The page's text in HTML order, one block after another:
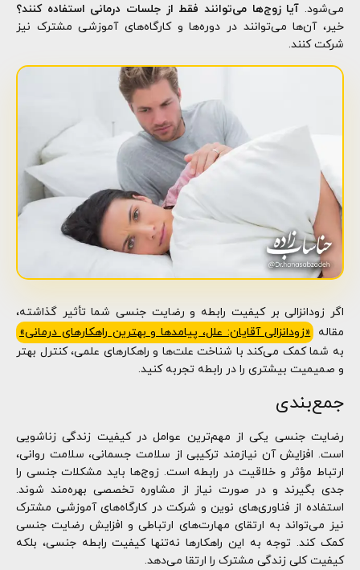
می‌شود. آیا زوج‌ها می‌توانند فقط از جلسات درمانی استفاده کنند؟
خیر، آن‌ها می‌توانند در دوره‌ها و کارگاه‌های آموزشی مشترک نیز
شرکت کنند.
اگر زودانزالی بر کیفیت رابطه و رضایت جنسی شما تأثیر گذاشته،
مقاله «زودانزالی آقایان: علل، پیامدها و بهترین راهکارهای درمانی»
به شما کمک می‌کند با شناخت علت‌ها و راهکارهای علمی، کنترل بهتر
و صمیمیت بیشتری را در رابطه تجربه کنید.
جمع‌بندی
رضایت جنسی یکی از مهم‌ترین عوامل در کیفیت زندگی زناشویی
است. افزایش آن نیازمند ترکیبی از سلامت جسمانی، سلامت روانی،
ارتباط مؤثر و خلاقیت در رابطه است. زوج‌ها باید مشکلات جنسی را
جدی بگیرند و در صورت نیاز از مشاوره تخصصی بهره‌مند شوند.
استفاده از فناوری‌های نوین و شرکت در کارگاه‌های آموزشی مشترک
نیز می‌تواند به ارتقای مهارت‌های ارتباطی و افزایش رضایت جنسی
کمک کند. توجه به این راهکارها نه‌تنها کیفیت رابطه جنسی، بلکه
کیفیت کلی زندگی مشترک را ارتقا می‌دهد.